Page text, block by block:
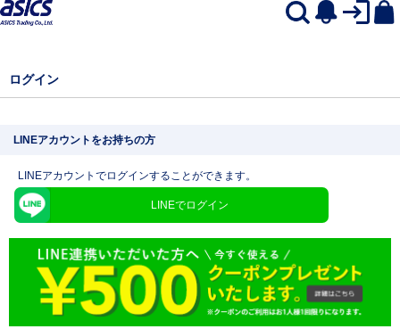
ログイン
LINEアカウントをお持ちの方
LINEアカウントでログインすることができます。
LINEでログイン